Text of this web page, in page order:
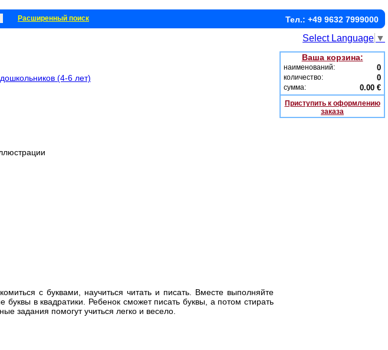
Расширенный поиск Тел.: +49 9632 7999000
Select Language ▼
(4-6 лет)
с буквами, научиться читать и писать. Вместе выполняйте
в квадратики. Ребенок сможет писать буквы, а потом стирать
задания помогут учиться легко и весело.
Ваша корзина:
наименований: 0
количество: 0
сумма: 0.00 €
Приступить к оформлению
заказа